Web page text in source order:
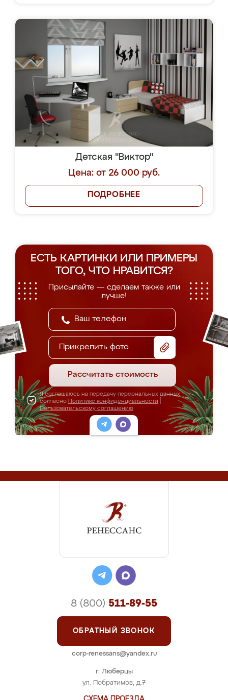
Детская "Виктор"
Цена: от 26 000 руб.
ПОДРОБНЕЕ
ЕСТЬ КАРТИНКИ ИЛИ ПРИМЕРЫ
ТОГО, ЧТО НРАВИТСЯ?
Присылайте — сделаем также или
лучше!
Прикрепить фото
Рассчитать стоимость
Я соглашаюсь на передачу персональных данных
согласно Политике конфиденциальности
Пользовательскому соглашению
г. Люберцы
ул. Побратимов, д.7
8 (800) 511-89-55
ОБРАТНЫЙ ЗВОНОК
corp-renessans@yandex.ru